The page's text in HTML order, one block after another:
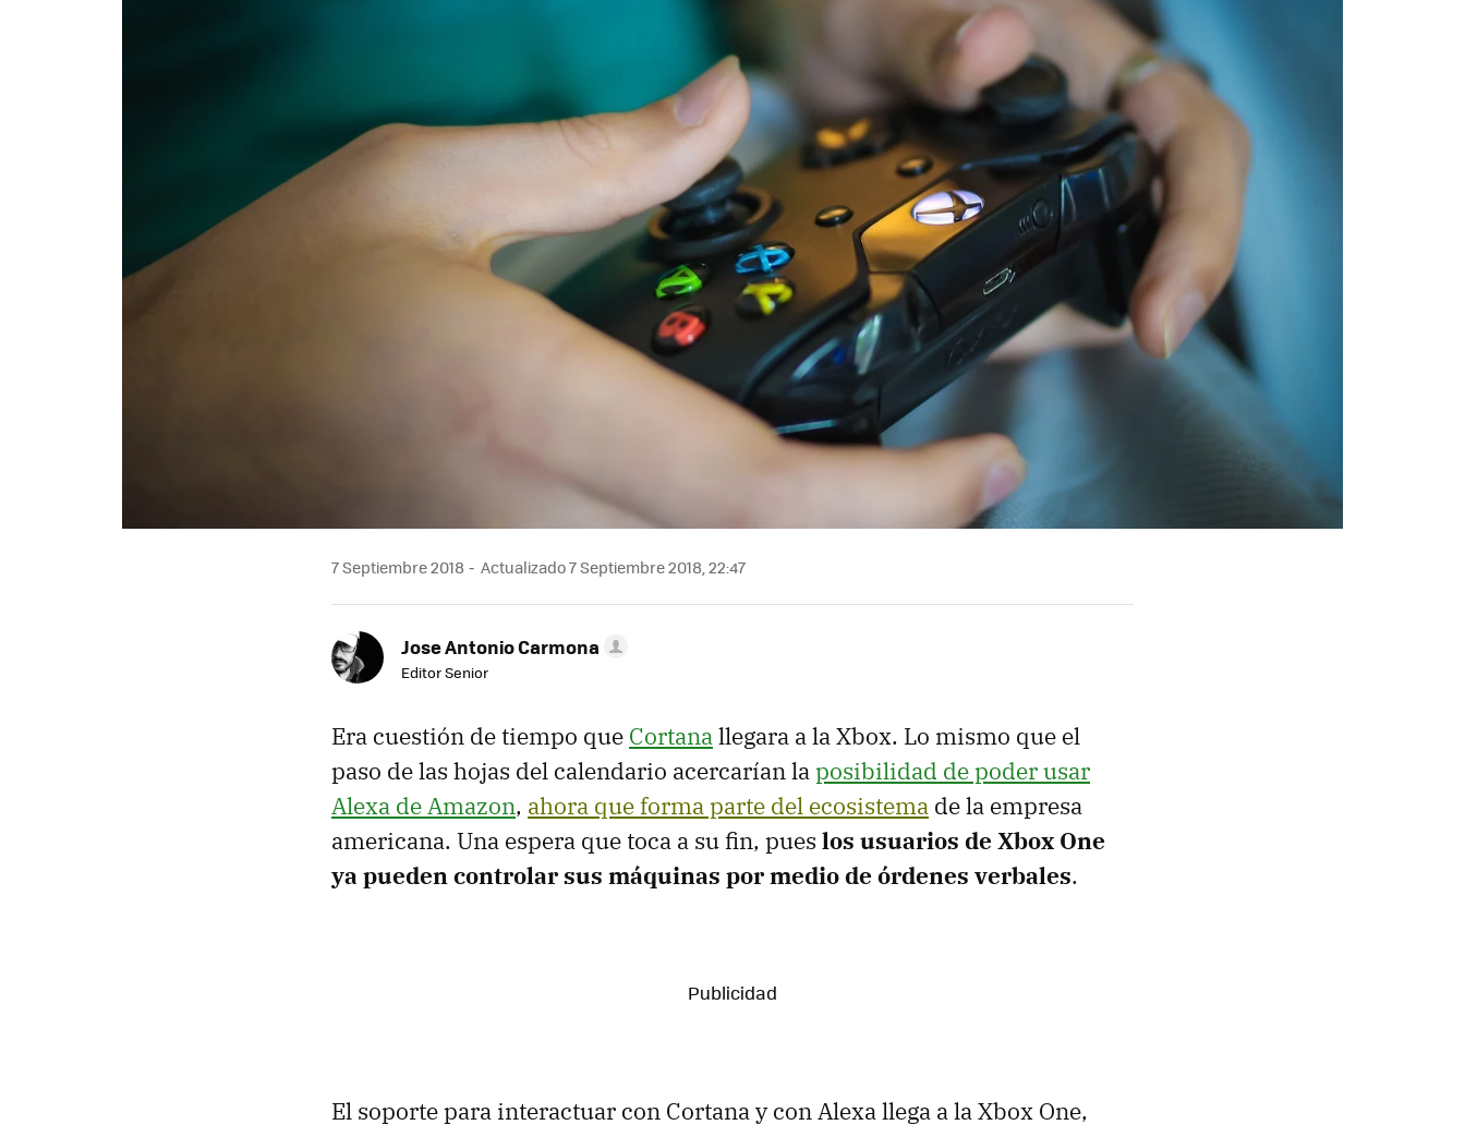
7 Septiembre 2018 Actualizado 7 Septiembre 2018, 22:47
Jose Antonio Carmona
Editor Senior
Era cuestión de tiempo que Cortanallegara a la Xbox. Lo mismo que el
paso de las hojas del calendario acercarían laposibilidad de poder usar
Alexa de Amazon, ahora que forma parte del ecosistema de la empresa
americana. Una espera que toca a su fin, pues los usuarios de Xbox One
ya pueden controlar sus máquinas por medio de órdenes verbales.
El soporte para interactuar con Cortana y con Alexa llega a la Xbox One,